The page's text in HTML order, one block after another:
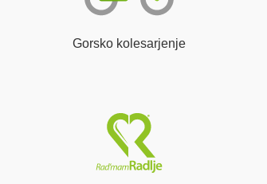
Gorsko kolesarjenje